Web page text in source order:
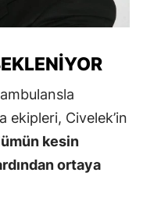
ekipleri, Civelek’in
kesin
ortaya